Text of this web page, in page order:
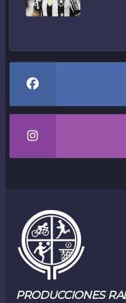
PRODUCCIONES